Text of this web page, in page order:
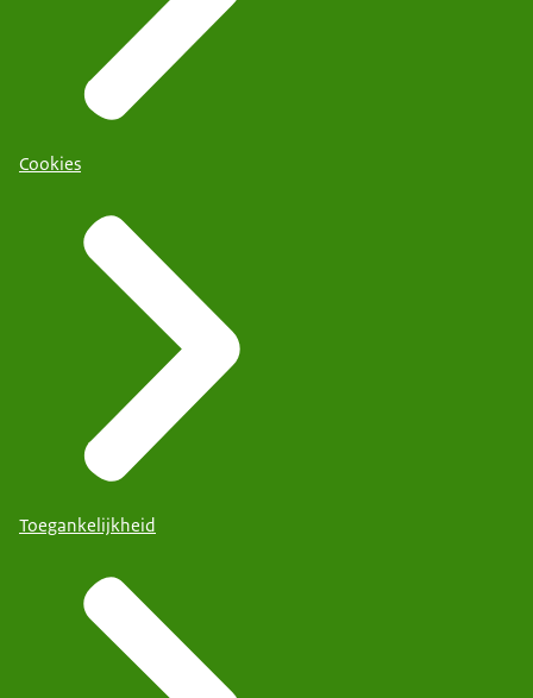
Cookies
Toegankelijkheid